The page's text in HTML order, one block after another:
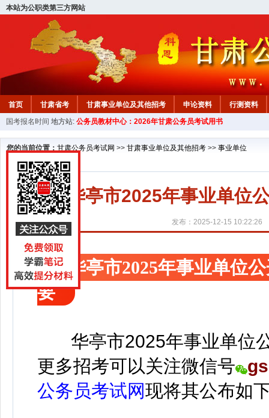
本站为公职类第三方网站
首页 甘肃省考 甘肃事业单位及其他招考 申论资料
行测资料
国考报名时间 地方站: 公务员教材中心：2026年甘肃公务员考试用书
您的当前位置： 甘肃公务员考试网 >> 甘肃事业单位及其他招考 >> 事业单位
华亭市2025年事业单位
发布：2025-12-15 10:22:26
华亭市2025年事业单位
要
华亭市2025年事业单位公
更多招考可以关注微信号
公务员考试网现将其公布如